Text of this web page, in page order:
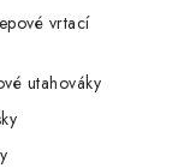
vrtací
utahováky